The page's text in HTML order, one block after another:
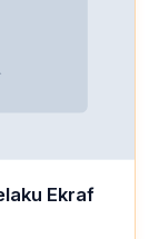
Ekraf